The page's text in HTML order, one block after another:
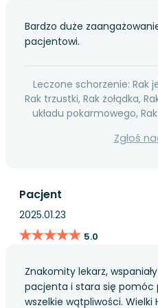
Bardzo duże
pacjentowi.
Leczone schorzenie: Rak
Rak trzustki, Rak żołądka,
układu pokarmowego,
Zgłoś
Pacjent
2025.01.23
★★★★★
★★★★★ 5.0
Znakomity lekarz, wspaniały
pacjenta i stara się pomóc
wszelkie wątpliwości. Wielki